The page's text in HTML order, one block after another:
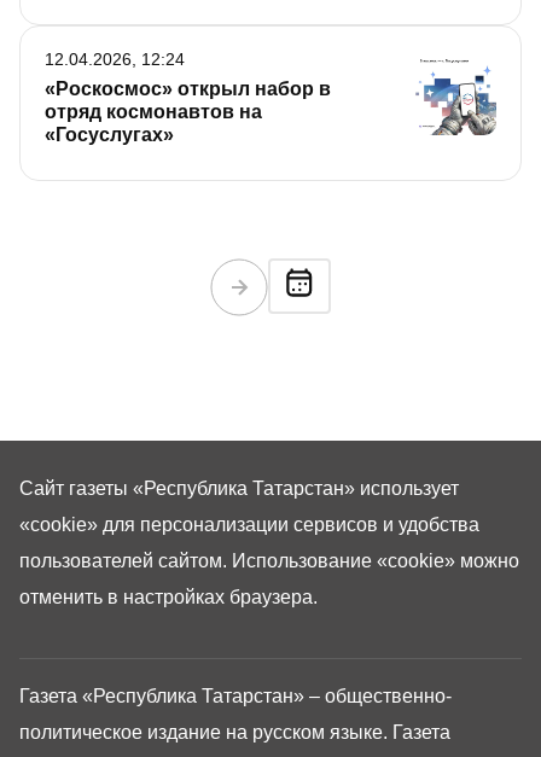
«Роскосмос» открыл набор в
отряд космонавтов на
«Госуслугах»
12.04.2026, 12:24
Газета «Республика Татарстан» – общественно-
политическое издание на русском языке. Газета
Сайт газеты «Республика Татарстан» использует
«cookie» для персонализации сервисов и удобства
пользователей сайтом. Использование «cookie» можно
отменить в настройках браузера.